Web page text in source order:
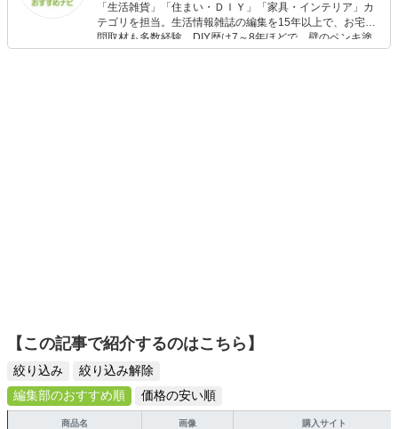
「生活雑貨」「住まい・ＤＩＹ」「家具・インテリア」カ
テゴリを担当。生活情報雑誌の編集を15年以上で、お宅訪
問取材も多数経験。DIY歴は7～8年ほどで、壁のペンキ塗
りや壁紙チェンジなどもチャレンジ済み。初心者でもモノ
【この記事で紹介するのはこちら】
絞り込み
絞り込み解除
編集部のおすすめ順
価格の安い順
商品名 画像 購入サイト